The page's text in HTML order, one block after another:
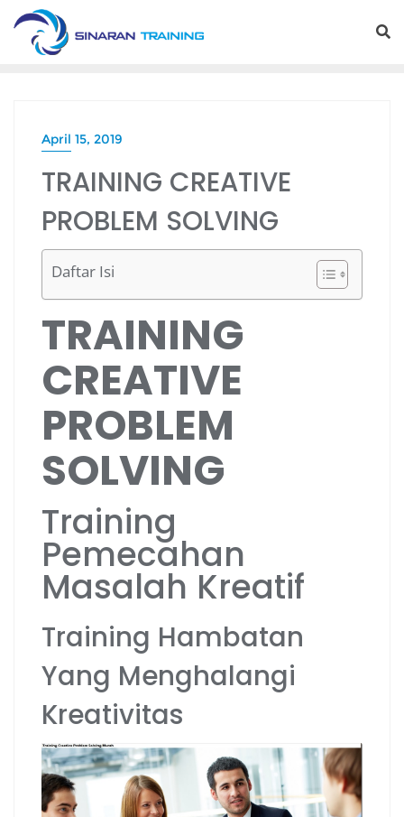
Skip
content
April 15, 2019
TRAINING CREATIVE
PROBLEM SOLVING
Daftar Isi
TRAINING
CREATIVE
PROBLEM
SOLVING
Training
Pemecahan
Masalah Kreatif
Training Hambatan
Yang Menghalangi
Kreativitas